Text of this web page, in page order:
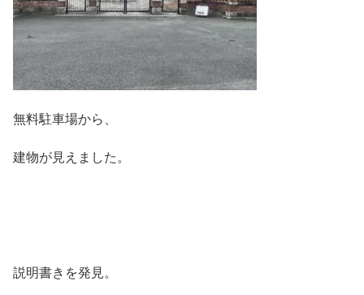
無料駐車場から、
建物が見えました。
説明書きを発見。